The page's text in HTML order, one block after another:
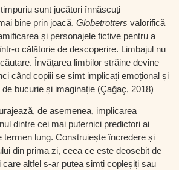
sunt jucători înnăscuți
bine prin joacă. Globetrotters valorifică
și personajele fictive pentru a
o călătorie de descoperire. Limbajul nu
Învățarea limbilor străine devine
când copiii se simt implicați emoțional și
bucurie și imaginație (Çağaç, 2018)
de asemenea, implicarea
dintre cei mai puternici predictori ai
termen lung. Construiește încredere și
din prima zi, ceea ce este deosebit de
care altfel s-ar putea simți copleșiți sau